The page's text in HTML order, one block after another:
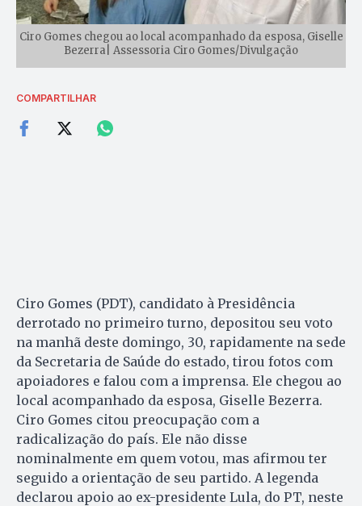
Ciro Gomes chegou ao local acompanhado da esposa, Giselle
Bezerra| Assessoria Ciro Gomes/Divulgação
COMPARTILHAR
Ciro Gomes (PDT), candidato à Presidência
derrotado no primeiro turno, depositou seu voto
na manhã deste domingo, 30, rapidamente na sede
da Secretaria de Saúde do estado, tirou fotos com
apoiadores e falou com a imprensa. Ele chegou ao
local acompanhado da esposa, Giselle Bezerra.
Ciro Gomes citou preocupação com a
radicalização do país. Ele não disse
nominalmente em quem votou, mas afirmou ter
seguido a orientação de seu partido. A legenda
declarou apoio ao ex-presidente Lula, do PT, neste